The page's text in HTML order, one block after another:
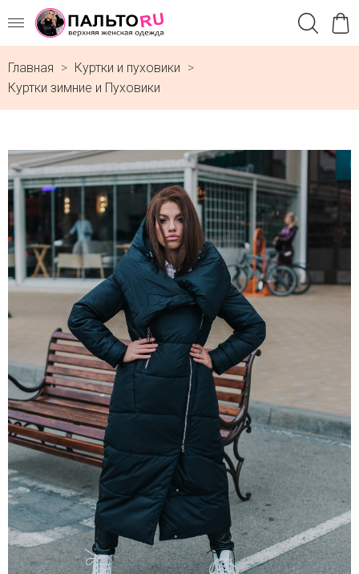
Главная
Куртки и пуховики
Куртки зимние и Пуховики